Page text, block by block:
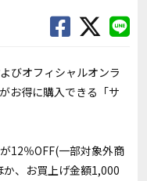
びオフィシャルオンラ
お得に購入できる「サ
12％OFF(一部対象外商
、お買上げ金額1,000